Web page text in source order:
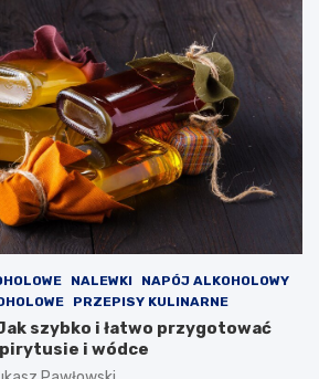
NALEWKI
NAPÓJ ALKOHOLOWY
PRZEPISY KULINARNE
szybko i łatwo przygotować
i wódce